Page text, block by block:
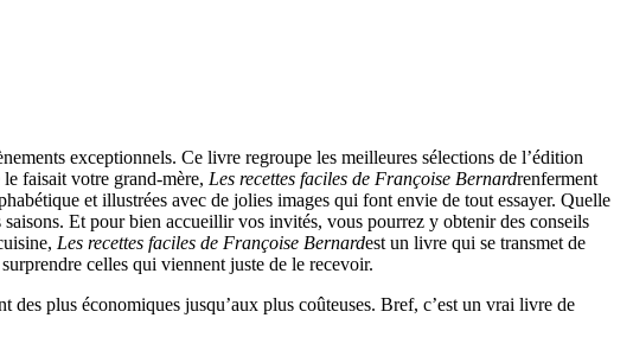
exceptionnels. Ce livre regroupe les meilleures sélections de l’édition
faisait votre grand-mère, Les recettes faciles de Françoise Bernardrenferment
et illustrées avec de jolies images qui font envie de tout essayer. Quelle
Et pour bien accueillir vos invités, vous pourrez y obtenir des conseils
Les recettes faciles de Françoise Bernardest un livre qui se transmet de
celles qui viennent juste de le recevoir.
des plus économiques jusqu’aux plus coûteuses. Bref, c’est un vrai livre de